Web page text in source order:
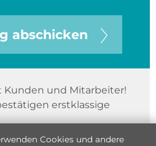
abschicken
und Mitarbeiter!
erstklassige
Cookies und andere